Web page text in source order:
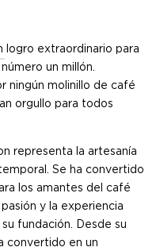
logro extraordinario para
un millón.
ningún molinillo de café
orgullo para todos
representa la artesanía
Se ha convertido
los amantes del café
y la experiencia
fundación. Desde su
convertido en un